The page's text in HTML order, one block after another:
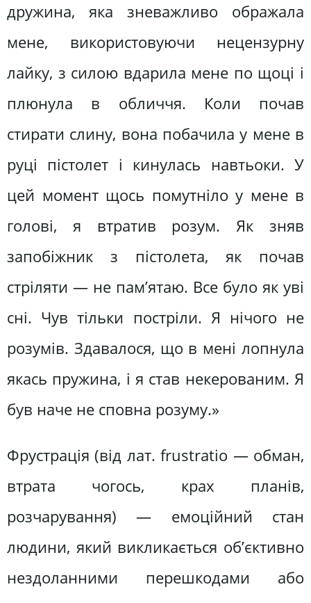
дружина, яка зневажливо ображала
мене, використовуючи нецензурну
лайку, з силою вдарила мене по щоці і
плюнула в обличчя. Коли почав
стирати слину, вона побачила у мене в
руці пістолет і кинулась навтьоки. У
цей момент щось помутніло у мене в
голові, я втратив розум. Як зняв
запобіжник з пістолета, як почав
стріляти — не пам’ятаю. Все було як уві
сні. Чув тільки постріли. Я нічого не
розумів. Здавалося, що в мені лопнула
якась пружина, і я став некерованим. Я
був наче не сповна розуму.»
Фрустрація (від лат. frustratio — обман,
втрата чогось, крах планів,
розчарування) — емоційний стан
людини, який викликається об’єктивно
нездоланними перешкодами або